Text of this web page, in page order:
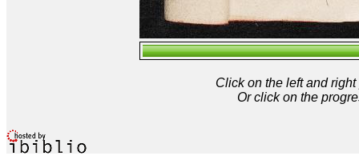
Click on the left and
Or click on the